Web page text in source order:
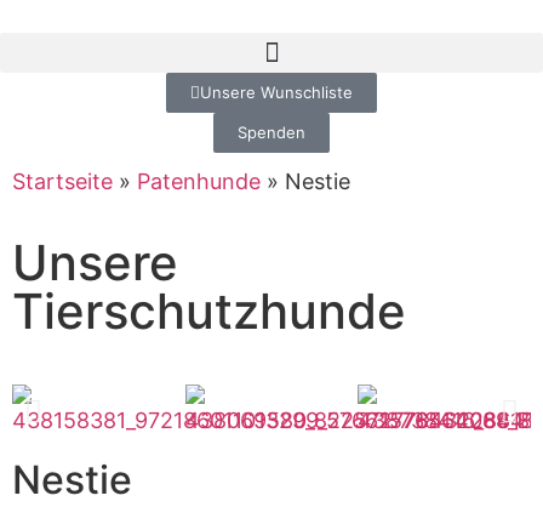
Unsere Wunschliste
Spenden
Startseite » Patenhunde » Nestie
Unsere
Tierschutzhunde
Nestie